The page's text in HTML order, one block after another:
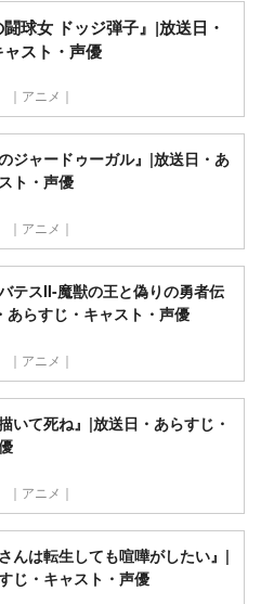
球女 ドッジ弾子』|放送日・
スト・声優
｜アニメ｜
ジャードゥーガル』|放送日・あ
ト・声優
｜アニメ｜
テスII-魔獣の王と偽りの勇者伝
あらすじ・キャスト・声優
｜アニメ｜
いて死ね』|放送日・あらすじ・
｜アニメ｜
んは転生しても喧嘩がしたい』|
じ・キャスト・声優